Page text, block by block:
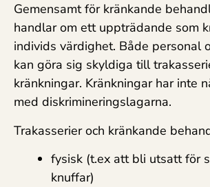
Gemensamt för kränkande
handlar om ett uppträdande som
individs värdighet. Både personal
kan göra sig skyldiga till
kränkningar. Kränkningar har inte
med diskrimineringslagarna.
Trakasserier och kränkande
fysisk (t.ex att bli utsatt för
knuffar)